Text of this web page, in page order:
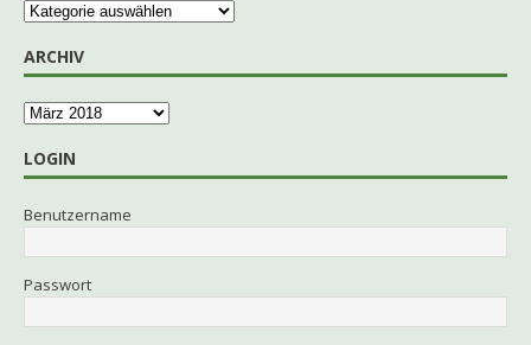
ARCHIV
LOGIN
Benutzername
Passwort